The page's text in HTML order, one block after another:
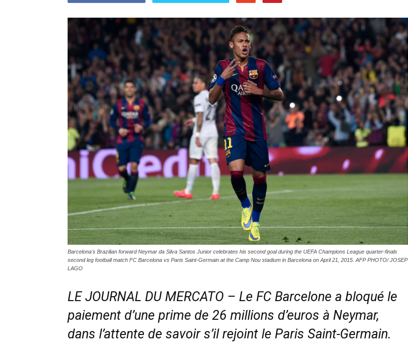
Barcelona's Brazilian forward Neymar da Silva Santos Junior celebrates his second goal during the UEFA Champions League quarter-finals
second leg football match FC Barcelona vs Paris Saint-Germain at the Camp Nou stadium in Barcelona on April 21, 2015. AFP PHOTO/ JOSEP
LAGO
LE JOURNAL DU MERCATO – Le FC Barcelone a bloqué le
paiement d’une prime de 26 millions d’euros à Neymar,
dans l’attente de savoir s’il rejoint le Paris Saint-Germain.